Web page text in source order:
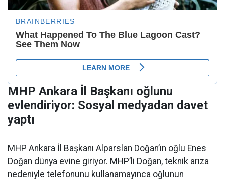
MHP Ankara İl Başkanı oğlunu
evlendiriyor: Sosyal medyadan davet
yaptı
MHP Ankara İl Başkanı Alparslan Doğan’ın oğlu Enes
Doğan dünya evine giriyor. MHP’li Doğan, teknik arıza
nedeniyle telefonunu kullanamayınca oğlunun